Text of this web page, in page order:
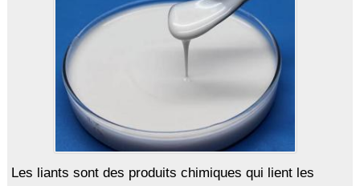
Les liants sont des produits chimiques qui lient les